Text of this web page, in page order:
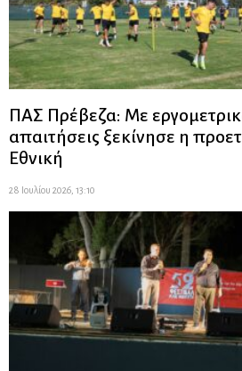
ΠΑΣ Πρέβεζα: Με
απαιτήσεις ξεκίνησε η
Εθνική
28 Ιουλίου 2026, 13:10